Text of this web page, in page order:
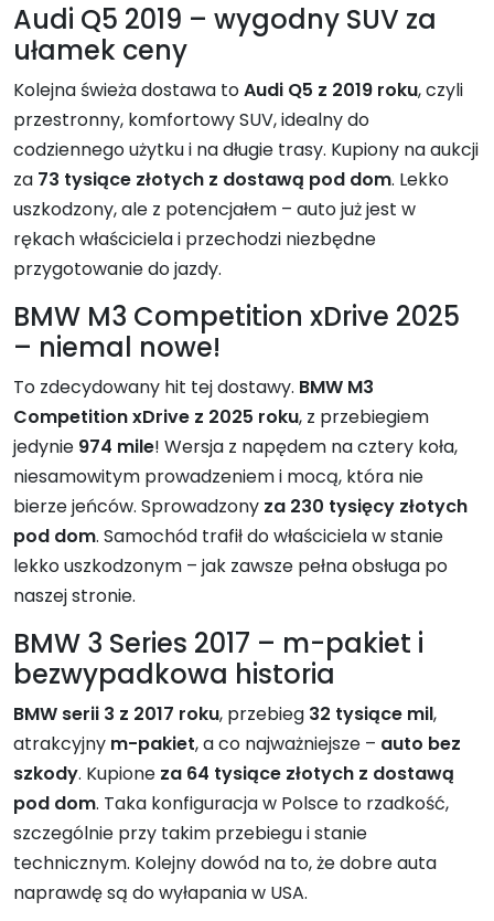
Audi Q5 2019 – wygodny SUV za
ułamek ceny
Kolejna świeża dostawa toAudi Q5 z 2019 roku, czyli
przestronny, komfortowy SUV, idealny do
codziennego użytku i na długie trasy. Kupiony na aukcji
za 73 tysiące złotych z dostawą pod dom. Lekko
uszkodzony, ale z potencjałem – auto już jest w
rękach właściciela i przechodzi niezbędne
przygotowanie do jazdy.
BMW M3 Competition xDrive 2025
– niemal nowe!
To zdecydowany hit tej dostawy. BMW M3
Competition xDrive z 2025 roku, z przebiegiem
jedynie 974 mile! Wersja z napędem na cztery koła,
niesamowitym prowadzeniem i mocą, która nie
bierze jeńców. Sprowadzony za 230 tysięcy złotych
pod dom. Samochód trafił do właściciela w stanie
lekko uszkodzonym – jak zawsze pełna obsługa po
naszej stronie.
BMW 3 Series 2017 – m-pakiet i
bezwypadkowa historia
BMW serii 3 z 2017 roku, przebieg 32 tysiące mil,
atrakcyjny m-pakiet, a co najważniejsze – auto bez
szkody. Kupione za 64 tysiące złotych z dostawą
pod dom. Taka konfiguracja w Polsce to rzadkość,
szczególnie przy takim przebiegu i stanie
technicznym. Kolejny dowód na to, że dobre auta
naprawdę są do wyłapania w USA.